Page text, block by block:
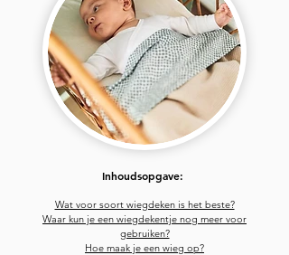
Inhoudsopgave:
Wat voor soort wiegdeken is het beste?
Waar kun je een wiegdekentje nog meer voor
gebruiken?
Hoe maak je een wieg op?